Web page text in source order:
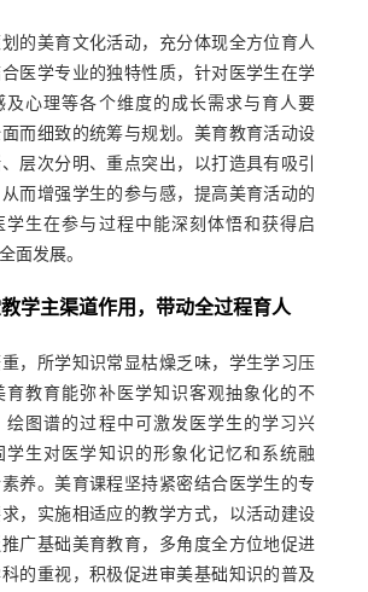
的美育文化活动，充分体现全方位育人
医学专业的独特性质，针对医学生在学
及心理等各个维度的成长需求与育人要
而细致的统筹与规划。美育教育活动设
层次分明、重点突出，以打造具有吸引
而增强学生的参与感，提高美育活动的
学生在参与过程中能深刻体悟和获得启
面发展。
学主渠道作用，带动全过程育人
，所学知识常显枯燥乏味，学生学习压
育教育能弥补医学知识客观抽象化的不
绘图谱的过程中可激发医学生的学习兴
学生对医学知识的形象化记忆和系统融
养。美育课程坚持紧密结合医学生的专
，实施相适应的教学方式，以活动建设
广基础美育教育，多角度全方位地促进
的重视，积极促进审美基础知识的普及